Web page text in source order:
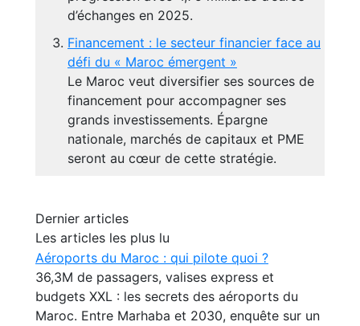
d’échanges en 2025.
Financement : le secteur financier face au
défi du « Maroc émergent »
Le Maroc veut diversifier ses sources de
financement pour accompagner ses
grands investissements. Épargne
nationale, marchés de capitaux et PME
seront au cœur de cette stratégie.
Dernier articles
Les articles les plus lu
Aéroports du Maroc : qui pilote quoi ?
36,3M de passagers, valises express et
budgets XXL : les secrets des aéroports du
Maroc. Entre Marhaba et 2030, enquête sur un